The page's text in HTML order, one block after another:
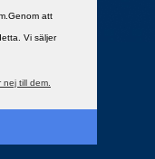
att
Vi säljer
till dem.